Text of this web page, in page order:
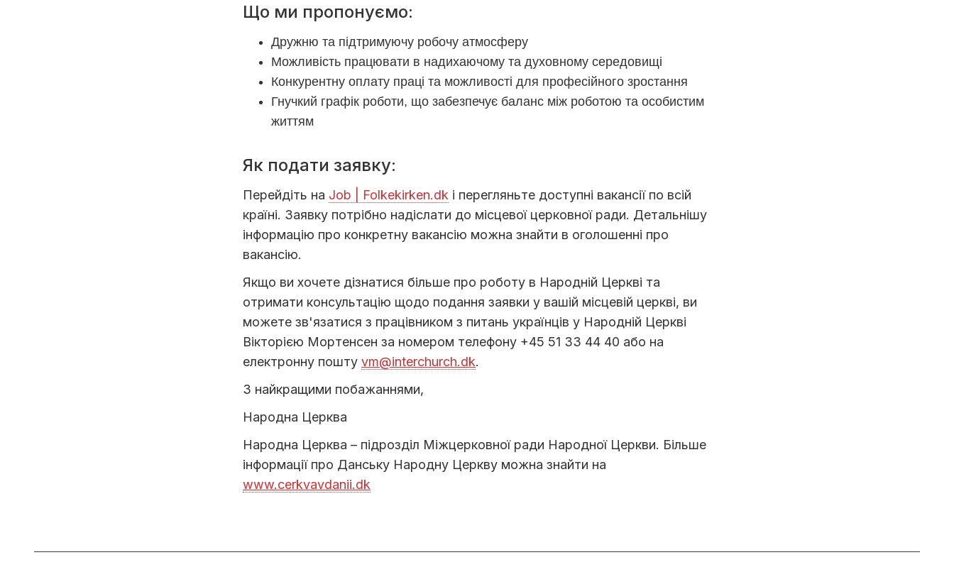
Що ми пропонуємо:
Дружню та підтримуючу робочу атмосферу
Можливість працювати в надихаючому та духовному середовищі
Конкурентну оплату праці та можливості для професійного зростання
Гнучкий графік роботи, що забезпечує баланс між роботою та особистим
життям
Як подати заявку:
Перейдіть на Job | Folkekirken.dk і перегляньте доступні вакансії по всій
країні. Заявку потрібно надіслати до місцевої церковної ради. Детальнішу
інформацію про конкретну вакансію можна знайти в оголошенні про
вакансію.
Якщо ви хочете дізнатися більше про роботу в Народній Церкві та
отримати консультацію щодо подання заявки у вашій місцевій церкві, ви
можете зв'язатися з працівником з питань українців у Народній Церкві
Вікторією Мортенсен за номером телефону +45 51 33 44 40 або на
електронну пошту vm@interchurch.dk.
З найкращими побажаннями,
Народна Церква
Народна Церква – підрозділ Міжцерковної ради Народної Церкви. Більше
інформації про Данську Народну Церкву можна знайти на
www.cerkvavdanii.dk